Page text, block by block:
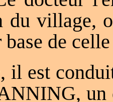
du village,
de
il est
un